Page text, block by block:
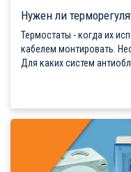
Нужен ли
Термостаты - когда их
кабелем монтировать.
Для каких систем